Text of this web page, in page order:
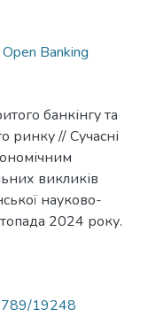
Open Banking
банкінгу та
ринку // Сучасні
викликів
науково-
2024 року.
19248